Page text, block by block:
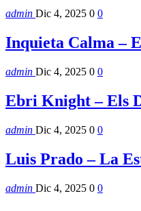
admin Dic 4, 2025 0 0
Inquieta Calma –
admin Dic 4, 2025 0 0
Ebri Knight – Els
admin Dic 4, 2025 0 0
Luis Prado – La
admin Dic 4, 2025 0 0